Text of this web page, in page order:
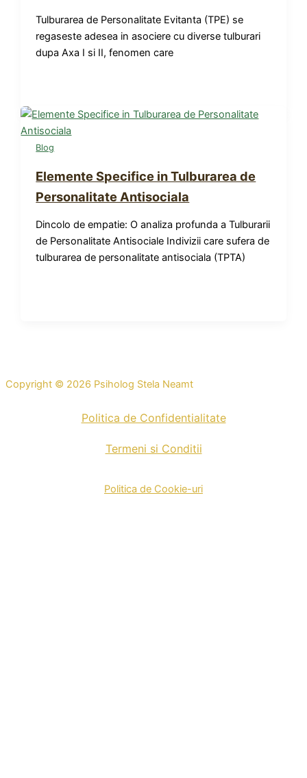
Tulburarea de Personalitate Evitanta (TPE) se
regaseste adesea in asociere cu diverse tulburari
dupa Axa I si II, fenomen care
Blog
Elemente Specifice in Tulburarea de
Personalitate Antisociala
Dincolo de empatie: O analiza profunda a Tulburarii
de Personalitate Antisociale Indivizii care sufera de
tulburarea de personalitate antisociala (TPTA)
Copyright © 2026 Psiholog Stela Neamt
Politica de Confidentialitate
Termeni si Conditii
Politica de Cookie-uri